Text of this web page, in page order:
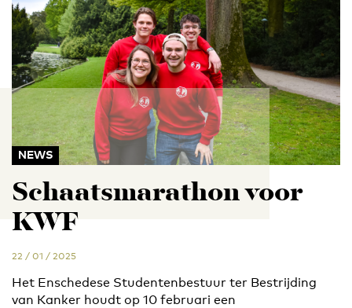
NEWS
Schaatsmarathon voor
KWF
22 / 01 / 2025
Het Enschedese Studentenbestuur ter Bestrijding
van Kanker houdt op 10 februari een